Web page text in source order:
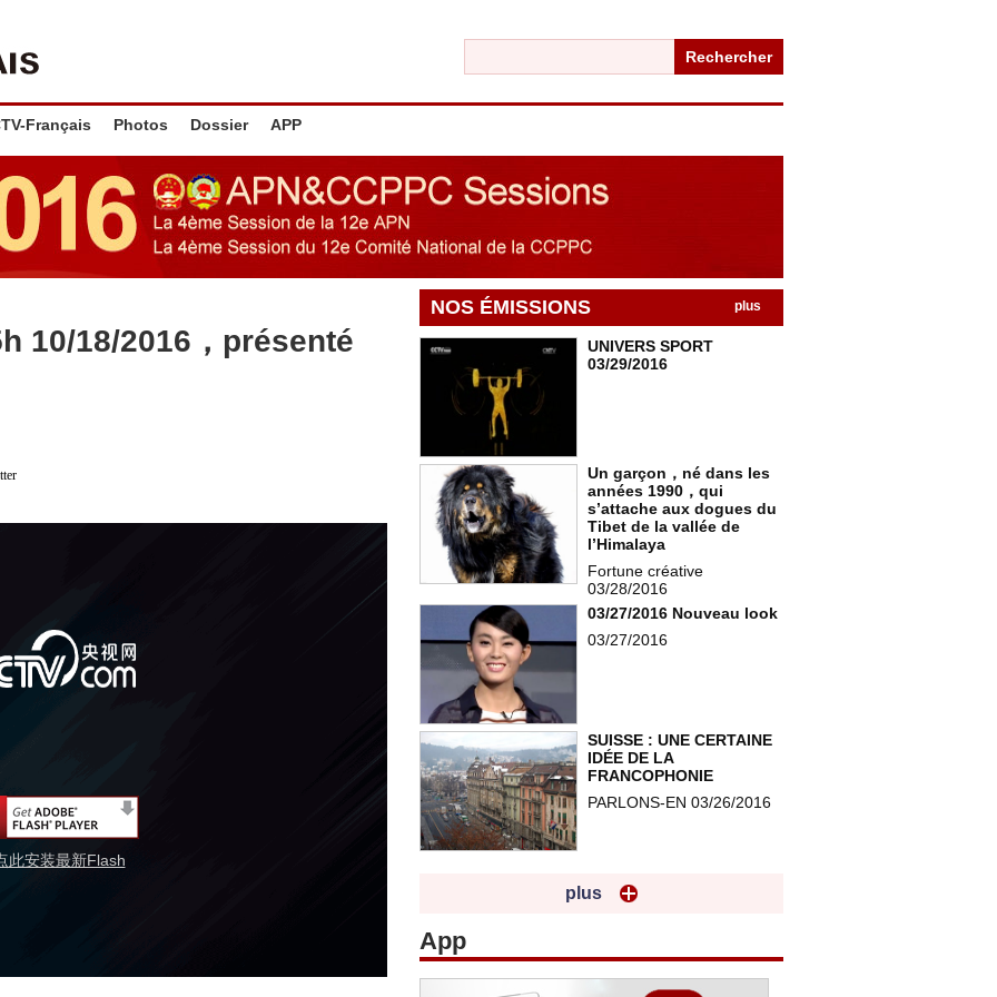
Rechercher
Français Photos Dossier APP
10/18/2016，présenté
此安装最新Flash
NOS ÉMISSIONS plus
UNIVERS SPORT
03/29/2016
Un garçon，né dans les
années 1990，qui
s’attache aux dogues du
Tibet de la vallée de
l’Himalaya
Fortune créative
03/28/2016
03/27/2016 Nouveau look
03/27/2016
SUISSE : UNE CERTAINE
IDÉE DE LA
FRANCOPHONIE
PARLONS-EN 03/26/2016
plus
App